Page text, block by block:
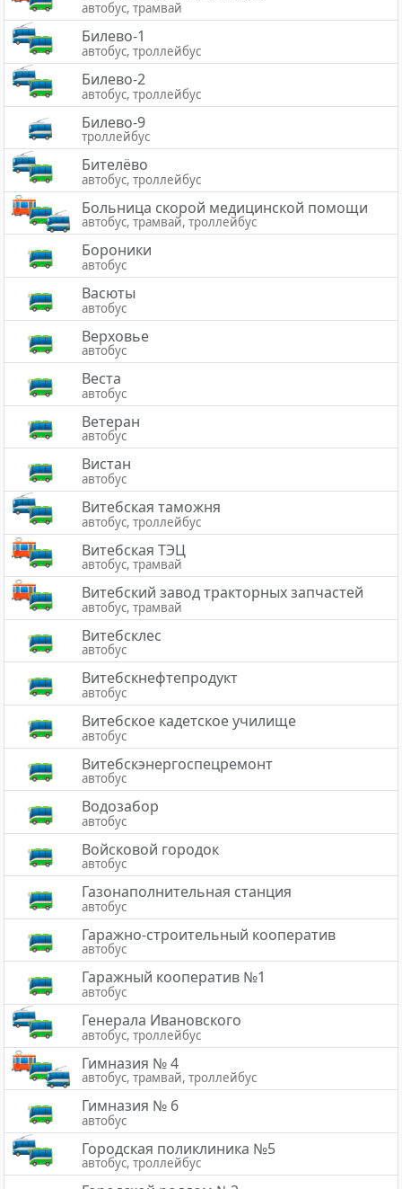
автобус, трамвай
Билево-1
автобус, троллейбус
Билево-2
автобус, троллейбус
Билево-9
троллейбус
Бителёво
автобус, троллейбус
Больница скорой медицинской помощи
автобус, трамвай, троллейбус
Бороники
автобус
Васюты
автобус
Верховье
автобус
Веста
автобус
Ветеран
автобус
Вистан
автобус
Витебская таможня
автобус, троллейбус
Витебская ТЭЦ
автобус, трамвай
Витебский завод тракторных запчастей
автобус, трамвай
Витебсклес
автобус
Витебскнефтепродукт
автобус
Витебское кадетское училище
автобус
Витебскэнергоспецремонт
автобус
Водозабор
автобус
Войсковой городок
автобус
Газонаполнительная станция
автобус
Гаражно-строительный кооператив
автобус
Гаражный кооператив №1
автобус
Генерала Ивановского
автобус, троллейбус
Гимназия № 4
автобус, трамвай, троллейбус
Гимназия № 6
автобус
Городская поликлиника №5
автобус, троллейбус